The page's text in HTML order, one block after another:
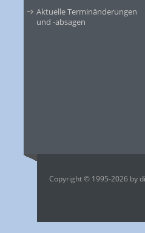
Aktuelle Terminänderungen
und -absagen
Copyright © 1995-2026 by